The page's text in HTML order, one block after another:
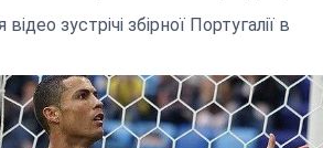
зустрічі збірної Португалії в